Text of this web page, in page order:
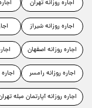
اجاره روزانه تهران
اجاره روزانه شیراز
اجاره روزانه اصفهان
اجاره روزانه رامسر
اجاره روزانه آپارتمان مبله